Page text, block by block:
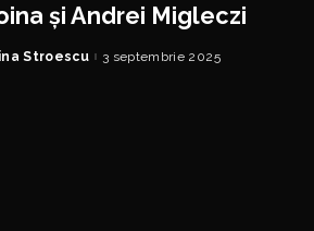
și Andrei Migleczi
Stroescu 3 septembrie 2025